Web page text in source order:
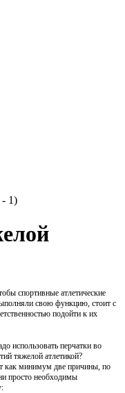
- 1)
спортивные атлетические
свою функцию, стоит с
подойти к их
использовать перчатки во
тяжелой атлетикой?
как минимум две причины, по
просто необходимы